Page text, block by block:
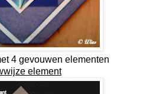
4 gevouwen elementen
element